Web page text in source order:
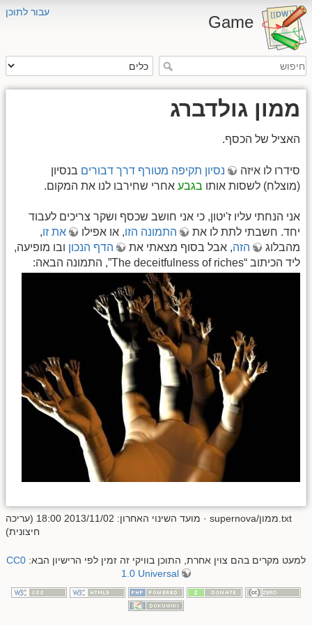
עבור לתוכן
Game
ממון גולדברג
האציל של הכסף.
סידרו לו איזה נסיון תקיפה מטורף דרך דבורים בנסיון
(מוצלח) לשסות אותו בגבע אחרי שחירבו לנו את המקום.
אני הנחתי עליו ז'יטון, כי אני חושב שכסף ושקר צריכים לעבוד
יחד. חשבתי לתת לו את
התמונה הזו, או אפילו את זו,
מהבלוג
הזה, אבל בסוף מצאתי את הדף הנכון ובו מופיעה,
ליד הכיתוב “The deceitfulness of riches”, התמונה הבאה:
supernova/ממון.txt
· מועד השינוי האחרון: 2013/11/02 18:00 (עריכה
חיצונית)
למעט מקרים בהם צוין אחרת, התוכן בוויקי זה זמין לפי הרישיון הבא: CC0
1.0 Universal